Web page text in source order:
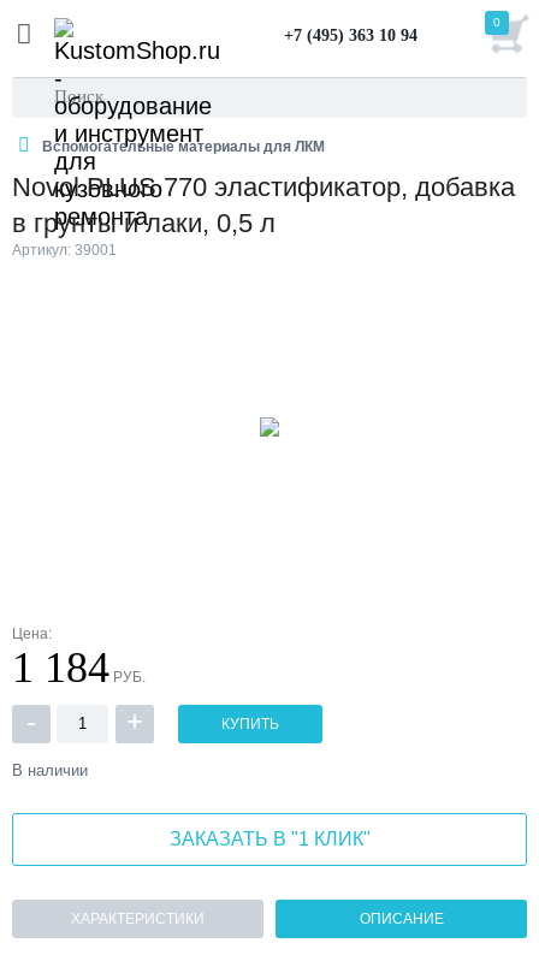
+7 (495) 363 10 94
0
Вспомогательные материалы для ЛКМ
Novol PLUS 770 эластификатор, добавка
в грунты и лаки, 0,5 л
Артикул: 39001
Цена:
1 184 РУБ.
- + КУПИТЬ
В наличии
ЗАКАЗАТЬ В "1 КЛИК"
ХАРАКТЕРИСТИКИ ОПИСАНИЕ